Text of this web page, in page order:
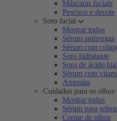
Máscaras faciais
Pescoço e decote
Soro facial
Mostrar todos
Sérum antirrugas
Sérum com
Soro hidratante
Soro de ácido
Sérum com
Ampolas
Cuidados para os olhos
Mostrar todos
Sérum para
Creme de olhos